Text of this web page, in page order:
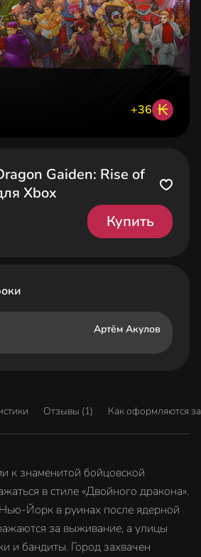
+36 ₭
Gaiden: Rise of
Xbox
Купить
Артём Акулов
Отзывы (1) Как оформляются
к знаменитой бойцовской
в стиле «Двойного дракона».
Йорк в руинах после ядерной
за выживание, а улицы
и бандиты. Город захвачен